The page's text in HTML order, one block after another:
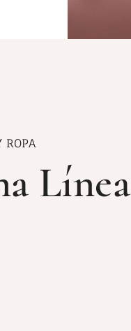
ROPA
Línea